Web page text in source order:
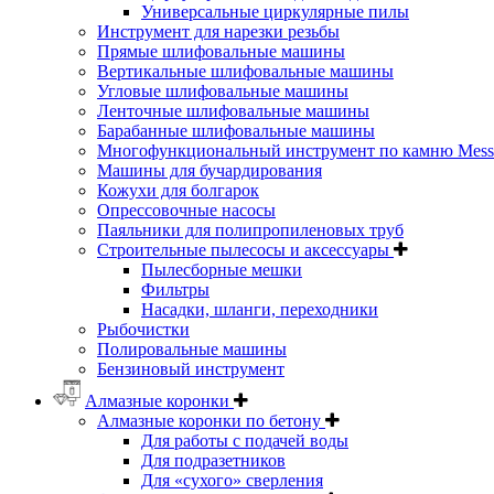
Универсальные циркулярные пилы
Инструмент для нарезки резьбы
Прямые шлифовальные машины
Вертикальные шлифовальные машины
Угловые шлифовальные машины
Ленточные шлифовальные машины
Барабанные шлифовальные машины
Многофункциональный инструмент по камню
Машины для бучардирования
Кожухи для болгарок
Опрессовочные насосы
Паяльники для полипропиленовых труб
Строительные пылесосы и аксессуары
Пылесборные мешки
Фильтры
Насадки, шланги, переходники
Рыбочистки
Полировальные машины
Бензиновый инструмент
Алмазные коронки
Алмазные коронки по бетону
Для работы с подачей воды
Для подразетников
Для «сухого» сверления